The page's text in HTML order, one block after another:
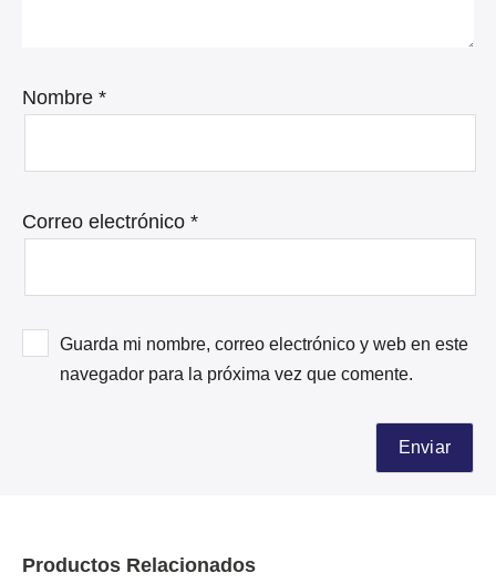
Nombre *
Correo electrónico *
Guarda mi nombre, correo electrónico y web en este
navegador para la próxima vez que comente.
Productos Relacionados